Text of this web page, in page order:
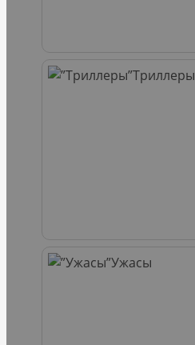
Триллеры
Ужасы